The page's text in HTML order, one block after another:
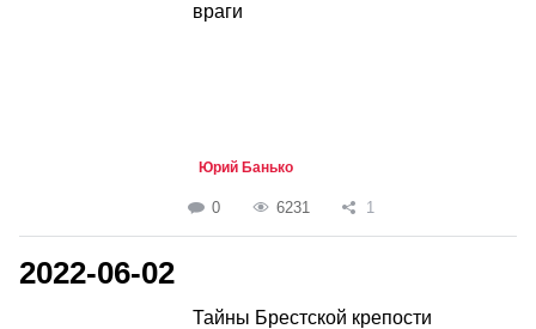
враги
Юрий Банько
0 6231 1
2022-06-02
Тайны Брестской крепости